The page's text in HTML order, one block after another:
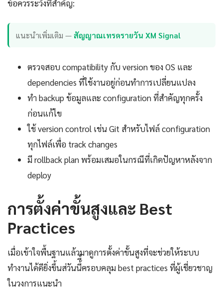
ข้อควรระวังที่สำคัญ:
แนะนำเพิ่มเติม —สัญญาณเทรดรายวัน XM Signal
ตรวจสอบ compatibility กับ version ของ OS และ
dependencies ที่ใช้งานอยู่ก่อนทำการเปลี่ยนแปลง
ทำ backup ข้อมูลและ configuration ที่สำคัญทุกครั้ง
ก่อนแก้ไข
ใช้ version control เช่น Git สำหรับไฟล์ configuration
ทุกไฟล์เพื่อ track changes
มี rollback plan พร้อมเสมอในกรณีที่เกิดปัญหาหลังจาก
deploy
การตั้งค่าขั้นสูงและ Best
Practices
เมื่อเข้าใจพื้นฐานแล้วมาดูการตั้งค่าขั้นสูงที่จะช่วยให้ระบบ
ทำงานได้ดียิ่งขึ้นส่วันนี้ี้ครอบคลุม best practices ที่ผู้เชี่ยวชาญ
ในวงการแนะนำ